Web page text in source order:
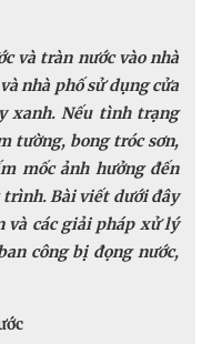
và tràn nước vào nhà
nhà phố sử dụng cửa
xanh. Nếu tình trạng
tường, bong tróc sơn,
mốc ảnh hưởng đến
Bài viết dưới đây
và các giải pháp xử lý
công bị đọng nước,